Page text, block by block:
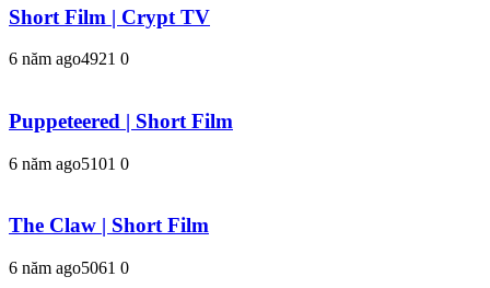
Short Film | Crypt TV
6 năm ago4921 0
Puppeteered | Short Film
6 năm ago5101 0
The Claw | Short Film
6 năm ago5061 0